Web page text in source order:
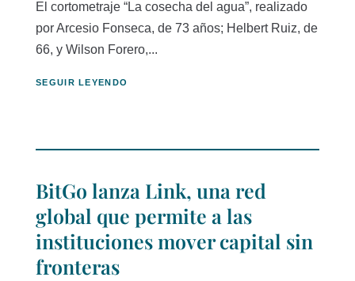
El cortometraje “La cosecha del agua”, realizado
por Arcesio Fonseca, de 73 años; Helbert Ruiz, de
66, y Wilson Forero,...
SEGUIR LEYENDO
BitGo lanza Link, una red
global que permite a las
instituciones mover capital sin
fronteras